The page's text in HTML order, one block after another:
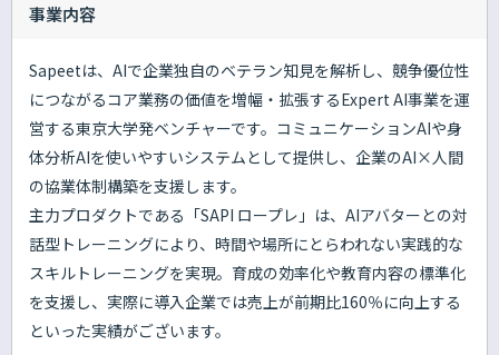
事業内容
Sapeetは、AIで企業独自のベテラン知見を解析し、競争優位性
につながるコア業務の価値を増幅・拡張するExpert AI事業を運
営する東京大学発ベンチャーです。コミュニケーションAIや身
体分析AIを使いやすいシステムとして提供し、企業のAI×人間
の協業体制構築を支援します。
主力プロダクトである「SAPI ロープレ」は、AIアバターとの対
話型トレーニングにより、時間や場所にとらわれない実践的な
スキルトレーニングを実現。育成の効率化や教育内容の標準化
を支援し、実際に導入企業では売上が前期比160％に向上する
といった実績がございます。